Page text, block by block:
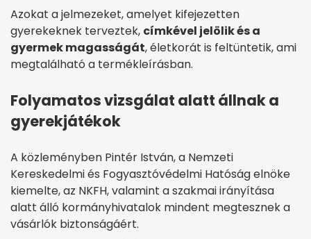
Azokat a jelmezeket, amelyet kifejezetten
gyerekeknek terveztek, címkével jelölik és a
gyermek magasságát, életkorát is feltüntetik, ami
megtalálható a termékleírásban.
Folyamatos vizsgálat alatt állnak a
gyerekjátékok
A közleményben Pintér István, a Nemzeti
Kereskedelmi és Fogyasztóvédelmi Hatóság elnöke
kiemelte, az NKFH, valamint a szakmai irányítása
alatt álló kormányhivatalok mindent megtesznek a
vásárlók biztonságáért.